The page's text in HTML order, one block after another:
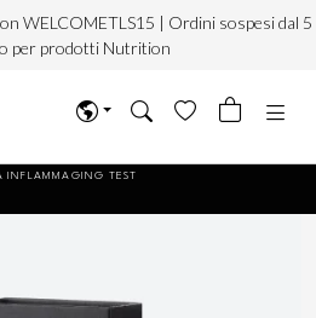
WELCOMETLS15 | Ordini sospesi dal 5
per prodotti Nutrition
INFLAMMAGING TEST